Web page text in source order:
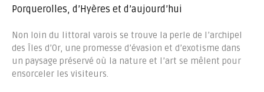
Porquerolles, d’Hyères et d’aujourd’hui
Non loin du littoral varois se trouve la perle de l’archipel
des Îles d’Or, une promesse d’évasion et d’exotisme dans
un paysage préservé où la nature et l’art se mêlent pour
ensorceler les visiteurs.